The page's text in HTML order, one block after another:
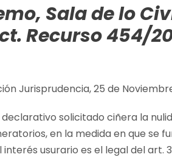
Sala de lo
Recurso 454/
Jurisprudencia, 25 de
solicitado ciñera la
en la medida en que se
usurario es el legal del art. 3